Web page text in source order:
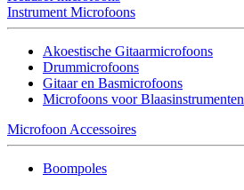
Instrument Microfoons
Akoestische Gitaarmicrofoons
Drummicrofoons
Gitaar en Basmicrofoons
Microfoons voor Blaasinstrumenten
Microfoon Accessoires
Boompoles